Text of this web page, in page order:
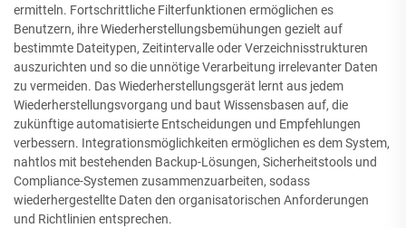
ermitteln. Fortschrittliche Filterfunktionen ermöglichen es
Benutzern, ihre Wiederherstellungsbemühungen gezielt auf
bestimmte Dateitypen, Zeitintervalle oder Verzeichnisstrukturen
auszurichten und so die unnötige Verarbeitung irrelevanter Daten
zu vermeiden. Das Wiederherstellungsgerät lernt aus jedem
Wiederherstellungsvorgang und baut Wissensbasen auf, die
zukünftige automatisierte Entscheidungen und Empfehlungen
verbessern. Integrationsmöglichkeiten ermöglichen es dem System,
nahtlos mit bestehenden Backup-Lösungen, Sicherheitstools und
Compliance-Systemen zusammenzuarbeiten, sodass
wiederhergestellte Daten den organisatorischen Anforderungen
und Richtlinien entsprechen.